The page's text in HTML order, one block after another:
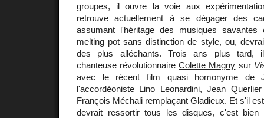
groupes, il ouvre la voie aux
retrouve actuellement à se dégager des
assumant l'héritage des musiques
melting pot sans distinction de style, ou,
des plus alléchants. Trois ans plus tard,
chanteuse révolutionnaireColette Magny sur
avec le récent film quasi homonyme de
l'accordéoniste Lino Leonardini, Jean
François Méchali remplaçant Gladieux. Et s'il
devrait ressortir tous les disques, c'est